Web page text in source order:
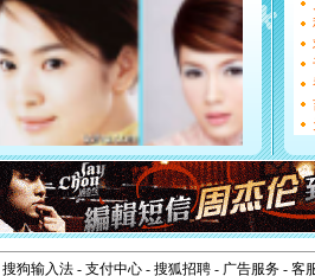
天都要快
[圣诞节]
如意,快
[元旦]
看
断电。
你是我
[元旦] 如
起；二是
离。水晶
[元旦]当
泣，这痛
卖了。水
[春节]风
搜狗输入法- 支付中心- 搜狐招聘- 广告服务- 客